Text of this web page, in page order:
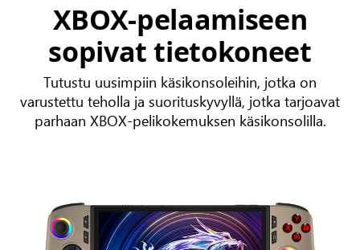
XBOX-pelaamiseen
sopivat tietokoneet
Tutustu uusimpiin käsikonsoleihin, jotka on
varustettu teholla ja suorituskyvyllä, jotka tarjoavat
parhaan XBOX-pelikokemuksen käsikonsolilla.